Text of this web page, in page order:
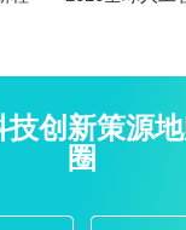
技创新策源
圈